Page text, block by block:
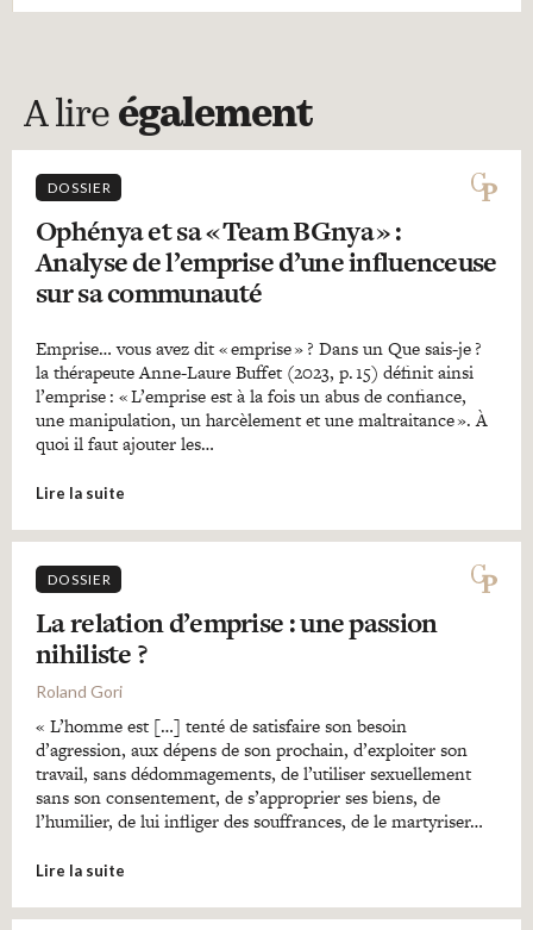
A lire également
DOSSIER
Ophénya et sa « Team BGnya » :
Analyse de l’emprise d’une influenceuse
sur sa communauté
Emprise… vous avez dit « emprise » ? Dans un Que sais-je ?
la thérapeute Anne-Laure Buffet (2023, p. 15) définit ainsi
l’emprise : « L’emprise est à la fois un abus de confiance,
une manipulation, un harcèlement et une maltraitance ». À
quoi il faut ajouter les…
Lire la suite
DOSSIER
La relation d’emprise : une passion
nihiliste ?
Roland Gori
« L’homme est […] tenté de satisfaire son besoin
d’agression, aux dépens de son prochain, d’exploiter son
travail, sans dédommagements, de l’utiliser sexuellement
sans son consentement, de s’approprier ses biens, de
l’humilier, de lui infliger des souffrances, de le martyriser…
Lire la suite